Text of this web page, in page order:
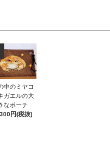
中のミヤコ
ガエルの大
なポーチ
円(税抜)